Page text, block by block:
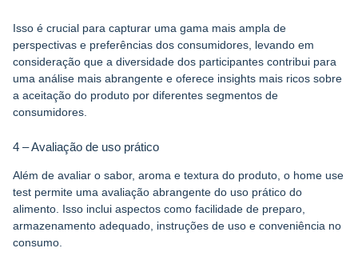
Isso é crucial para capturar uma gama mais ampla de
perspectivas e preferências dos consumidores, levando em
consideração que a diversidade dos participantes contribui para
uma análise mais abrangente e oferece insights mais ricos sobre
a aceitação do produto por diferentes segmentos de
consumidores.
4 – Avaliação de uso prático
Além de avaliar o sabor, aroma e textura do produto, o home use
test permite uma avaliação abrangente do uso prático do
alimento. Isso inclui aspectos como facilidade de preparo,
armazenamento adequado, instruções de uso e conveniência no
consumo.